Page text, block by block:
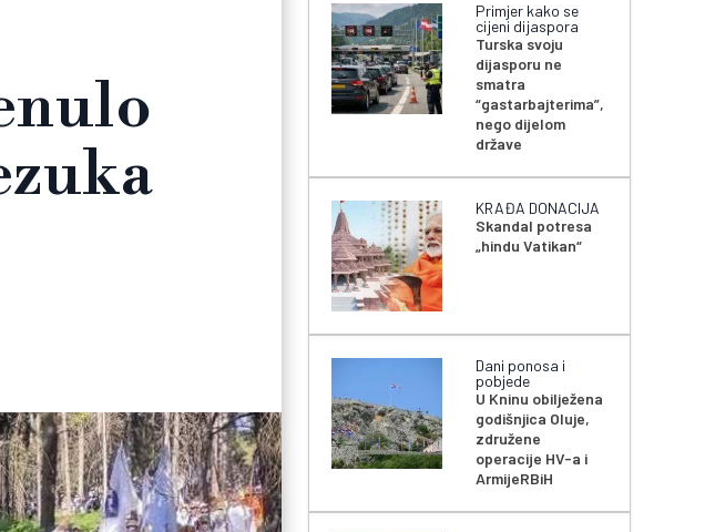
Primjer kako se
cijeni dijaspora
Turska svoju
dijasporu ne
smatra
“gastarbajterima”,
nego dijelom
države
KRAĐA DONACIJA
Skandal potresa
„hindu Vatikan“
Dani ponosa i
pobjede
U Kninu obilježena
godišnjica Oluje,
združene
operacije HV-a i
ArmijeRBiH